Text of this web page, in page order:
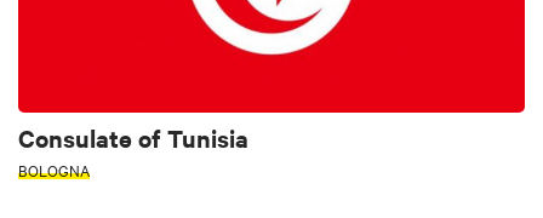
Consulate of Tunisia
BOLOGNA